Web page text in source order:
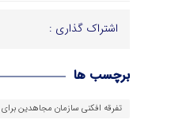
اشتراک گذاری :
برچسب ها
تفرقه افکنی سازمان مجاهدین